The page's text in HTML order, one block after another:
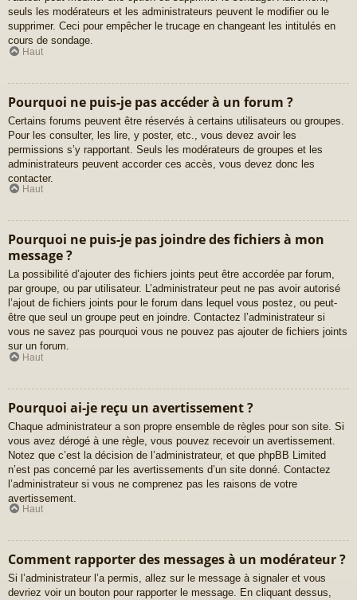
seuls les modérateurs et les administrateurs peuvent le modifier ou le
supprimer. Ceci pour empêcher le trucage en changeant les intitulés en
cours de sondage.
Haut
Pourquoi ne puis-je pas accéder à un forum ?
Certains forums peuvent être réservés à certains utilisateurs ou groupes.
Pour les consulter, les lire, y poster, etc., vous devez avoir les
permissions s’y rapportant. Seuls les modérateurs de groupes et les
administrateurs peuvent accorder ces accès, vous devez donc les
contacter.
Haut
Pourquoi ne puis-je pas joindre des fichiers à mon
message ?
La possibilité d’ajouter des fichiers joints peut être accordée par forum,
par groupe, ou par utilisateur. L’administrateur peut ne pas avoir autorisé
l’ajout de fichiers joints pour le forum dans lequel vous postez, ou peut-
être que seul un groupe peut en joindre. Contactez l’administrateur si
vous ne savez pas pourquoi vous ne pouvez pas ajouter de fichiers joints
sur un forum.
Haut
Pourquoi ai-je reçu un avertissement ?
Chaque administrateur a son propre ensemble de règles pour son site. Si
vous avez dérogé à une règle, vous pouvez recevoir un avertissement.
Notez que c’est la décision de l’administrateur, et que phpBB Limited
n’est pas concerné par les avertissements d’un site donné. Contactez
l’administrateur si vous ne comprenez pas les raisons de votre
avertissement.
Haut
Comment rapporter des messages à un modérateur ?
Si l’administrateur l’a permis, allez sur le message à signaler et vous
devriez voir un bouton pour rapporter le message. En cliquant dessus,